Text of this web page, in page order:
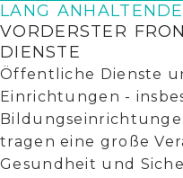
LANG ANHALTENDE
VORDERSTER
DIENSTE
Öffentliche Dienste
Einrichtungen -
tragen eine große
Gesundheit und